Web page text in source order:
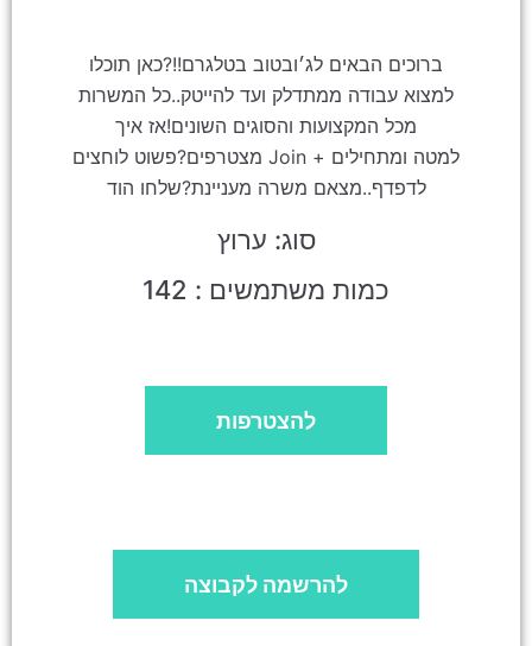
ברוכים הבאים לג׳ובטוב בטלגרם!!?כאן תוכלו
למצוא עבודה ממתדלק ועד להייטק..כל המשרות
מכל המקצועות והסוגים השונים!אז איך
מצטרפים?פשוט לוחצים Join + למטה ומתחילים
לדפדף..מצאם משרה מעניינת?שלחו הוד
סוג: ערוץ
כמות משתמשים : 142
להצטרפות
להרשמה לקבוצה